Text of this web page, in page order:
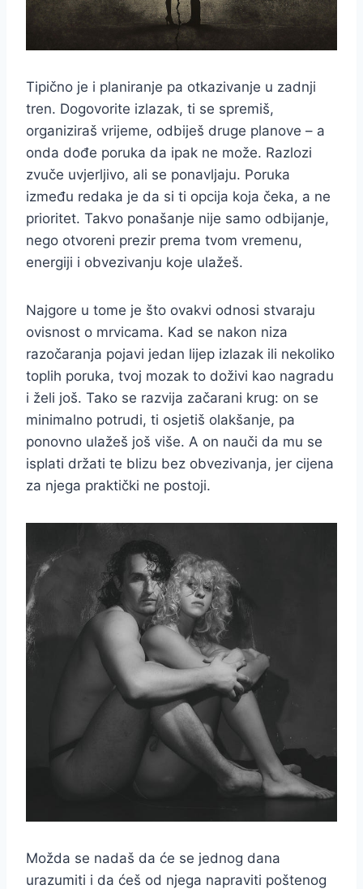
Tipično je i planiranje pa otkazivanje u zadnji
tren. Dogovorite izlazak, ti se spremiš,
organiziraš vrijeme, odbiješ druge planove – a
onda dođe poruka da ipak ne može. Razlozi
zvuče uvjerljivo, ali se ponavljaju. Poruka
između redaka je da si ti opcija koja čeka, a ne
prioritet. Takvo ponašanje nije samo odbijanje,
nego otvoreni prezir prema tvom vremenu,
energiji i obvezivanju koje ulažeš.
Najgore u tome je što ovakvi odnosi stvaraju
ovisnost o mrvicama. Kad se nakon niza
razočaranja pojavi jedan lijep izlazak ili nekoliko
toplih poruka, tvoj mozak to doživi kao nagradu
i želi još. Tako se razvija začarani krug: on se
minimalno potrudi, ti osjetiš olakšanje, pa
ponovno ulažeš još više. A on nauči da mu se
isplati držati te blizu bez obvezivanja, jer cijena
za njega praktički ne postoji.
Možda se nadaš da će se jednog dana
urazumiti i da ćeš od njega napraviti poštenog